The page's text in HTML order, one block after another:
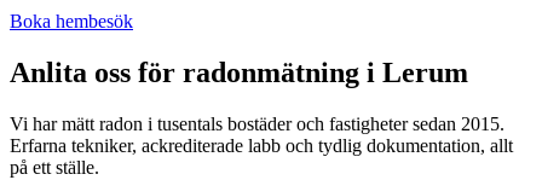
Boka hembesök
Anlita oss för radonmätning i Lerum
Vi har mätt radon i tusentals bostäder och fastigheter sedan 2015.
Erfarna tekniker, ackrediterade labb och tydlig dokumentation, allt
på ett ställe.